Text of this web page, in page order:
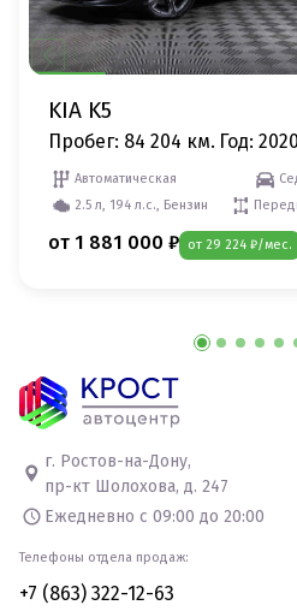
KIA K5
Пробег: 84 204 км. Год:
Автоматическая
2.5 л, 194 л.с., Бензин
от 1 881 000 ₽ от 29 224 ₽/мес.
г. Ростов-на-Дону,
пр-кт Шолохова, д. 247
Ежедневно с 09:00 до 20:00
Телефоны отдела продаж:
+7 (863) 322-12-63